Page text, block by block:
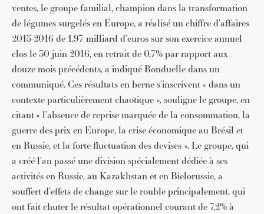
ventes, le groupe familial, champion dans la transformation
de légumes surgelés en Europe, a réalisé un chiffre d’affaires
2015-2016 de 1,97 milliard d’euros sur son exercice annuel
clos le 30 juin 2016, en retrait de 0,7% par rapport aux
douze mois précédents, a indiqué Bonduelle dans un
communiqué. Ces résultats en berne s’inscrivent « dans un
contexte particulièrement chaotique », souligne le groupe, en
citant « l’absence de reprise marquée de la consommation, la
guerre des prix en Europe, la crise économique au Brésil et
en Russie, et la forte fluctuation des devises ». Le groupe, qui
a créé l’an passé une division spécialement dédiée à ses
activités en Russie, au Kazakhstan et en Bielorussie, a
souffert d’effets de change sur le rouble principalement, qui
ont fait chuter le résultat opérationnel courant de 7,2% à